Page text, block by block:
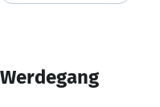
Werdegang